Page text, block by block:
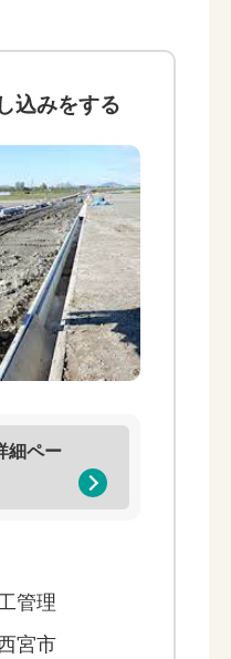
込みをする
細ペー
管理
宮市